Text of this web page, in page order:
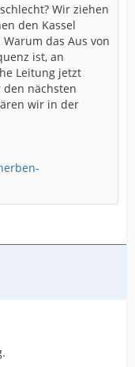
Wir ziehen
den Kassel
das Aus von
ist, an
Leitung jetzt
nächsten
wir in der